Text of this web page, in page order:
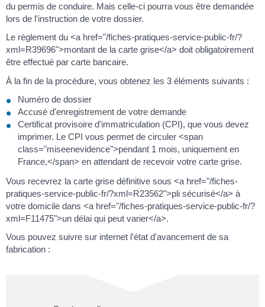
du permis de conduire. Mais celle-ci pourra vous être demandée
lors de l'instruction de votre dossier.
Le règlement du <a href="/fiches-pratiques-service-public-fr/?
xml=R39696">montant de la carte grise</a> doit obligatoirement
être effectué par carte bancaire.
À la fin de la procédure, vous obtenez les 3 éléments suivants :
Numéro de dossier
Accusé d'enregistrement de votre demande
Certificat provisoire d'immatriculation (CPI), que vous devez
imprimer. Le CPI vous permet de circuler <span
class="miseenevidence">pendant 1 mois, uniquement en
France,</span> en attendant de recevoir votre carte grise.
Vous recevrez la carte grise définitive sous <a href="/fiches-
pratiques-service-public-fr/?xml=R23562">pli sécurisé</a> à
votre domicile dans <a href="/fiches-pratiques-service-public-fr/?
xml=F11475">un délai qui peut varier</a>.
Vous pouvez suivre sur internet l'état d'avancement de sa
fabrication :